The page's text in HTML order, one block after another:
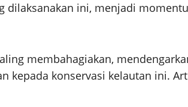
dilaksanakan ini, menjadi
membahagiakan,
konservasi kelautan ini.